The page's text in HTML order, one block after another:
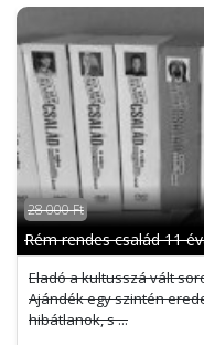
28 000 Ft
Rém rendes család 11
Eladó a kultusszá vált
Ajándék egy szintén
hibátlanok, s ...